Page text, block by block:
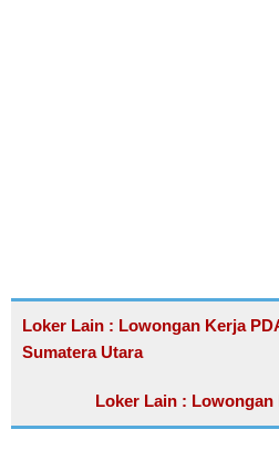
Loker Lain : Lowongan Kerja
Sumatera Utara
Loker Lain :